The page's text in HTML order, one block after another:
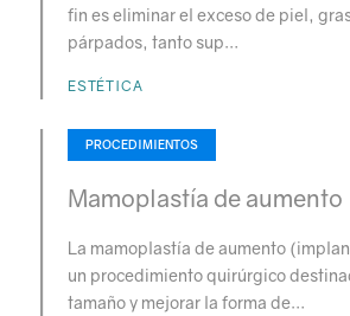
fin es eliminar el exceso de piel,
párpados, tanto sup…
ESTÉTICA
PROCEDIMIENTOS
Mamoplastía de aumento
La mamoplastía de aumento
un procedimiento quirúrgico
tamaño y mejorar la forma de…